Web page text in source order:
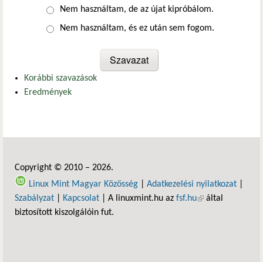
Nem használtam, de az újat kipróbálom.
Nem használtam, és ez után sem fogom.
Korábbi szavazások
Eredmények
Copyright © 2010 – 2026.
Linux Mint Magyar Közösség
Adatkezelési nyilatkozat
Szabályzat
Kapcsolat | A linuxmint.hu az fsf.hu(külső hivatkozás)
által
biztosított kiszolgálóin fut.